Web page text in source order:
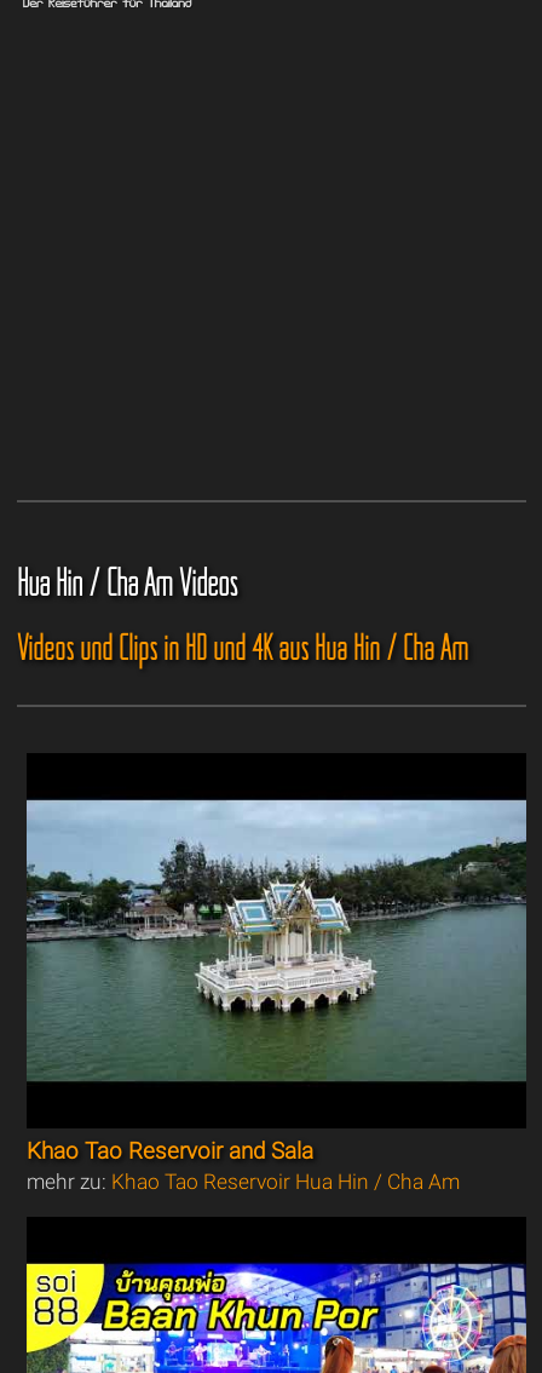
Hua Hin / Cha Am Videos
Videos und Clips in HD und 4K aus Hua Hin / Cha Am
Khao Tao Reservoir and Sala
mehr zu: Khao Tao Reservoir Hua Hin / Cha Am